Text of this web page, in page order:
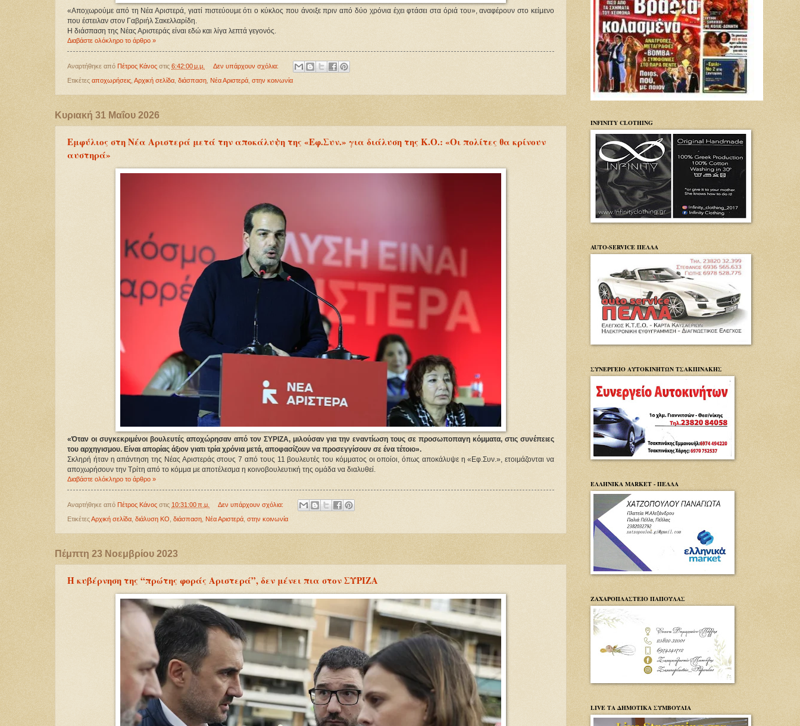
«Αποχωρούμε από τη Νέα Αριστερά, γιατί πιστεύουμε ότι ο κύκλος που άνοιξε πριν από δύο χρόνια έχει φτάσει στα όριά του», αναφέρουν στο κείμενο
που έστειλαν στον Γαβριήλ Σακελλαρίδη.
Η διάσπαση της Νέας Αριστεράς είναι εδώ και λίγα λεπτά γεγονός.
Διαβάστε ολόκληρο το άρθρο »
Αναρτήθηκε από Πέτρος Κάνος στις 6:42:00 μ.μ. Δεν υπάρχουν σχόλια:
Ετικέτες αποχωρήσεις Αρχική σελίδα διάσπαση Νέα Αριστερά στην κοινωνία
Κυριακή 31 Μαΐου 2026
Εμφύλιος στη Νέα Αριστερά μετά την αποκάλυψη της «Εφ.Συν.» για διάλυση της Κ.Ο.: «Οι πολίτες θα κρίνουν
αυστηρά»
«Όταν οι συγκεκριμένοι βουλευτές αποχώρησαν από τον ΣΥΡΙΖΑ, μιλούσαν για την εναντίωση τους σε προσωποπαγη κόμματα, στις συνέπειες
του αρχηγισμου. Είναι απορίας άξιον γιατι τρία χρόνια μετά, αποφασίζουν να προσεγγίσουν σε ένα τέτοιο».
Σκληρή ήταν η απάντηση της Νέας Αριστεράς στους 7 από τους 11 βουλευτές του κόμματος οι οποίοι, όπως αποκάλυψε η «Εφ.Συν.», ετοιμάζονται να
αποχωρήσουν την Τρίτη από το κόμμα με αποτέλεσμα η κοινοβουλευτική της ομάδα να διαλυθεί.
Διαβάστε ολόκληρο το άρθρο »
Αναρτήθηκε από Πέτρος Κάνος στις 10:31:00 π.μ. Δεν υπάρχουν σχόλια:
ΕτικέτεςΑρχική σελίδα, διάλυση ΚΟ, διάσπαση, Νέα Αριστερά, στην κοινωνία
Πέμπτη 23 Νοεμβρίου 2023
Η κυβέρνηση της “πρώτης φοράς Αριστερά”, δεν μένει πια στον ΣΥΡΙΖΑ
INFINITY CLOTHING
AUTO-SERVICE ΠΕΛΛΑ
ΣΥΝΕΡΓΕΙΟ ΑΥΤΟΚΙΝΗΤΩΝ ΤΣΑΚΠΙΝΑΚΗΣ
ΕΛΛΗΝΙΚΑ MARKET - ΠΕΛΛΑ
ΖΑΧΑΡΟΠΛΑΣΤΕΙΟ ΠΑΠΟΥΛΑΣ
LIVE ΤΑ ΔΗΜΟΤΙΚΑ ΣΥΜΒΟΥΛΙΑ